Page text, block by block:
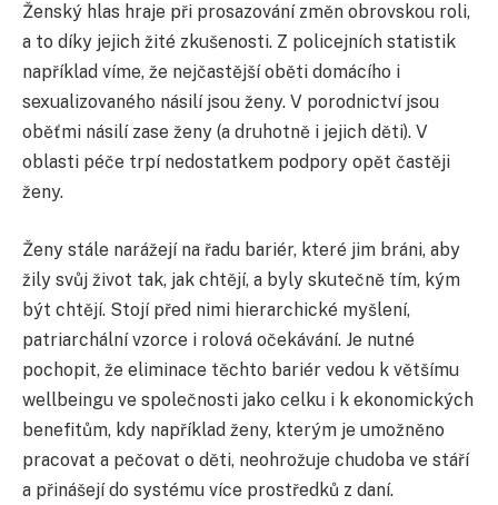
Ženský hlas hraje při prosazování změn obrovskou roli,
a to díky jejich žité zkušenosti. Z policejních statistik
například víme, že nejčastější oběti domácího i
sexualizovaného násilí jsou ženy. V porodnictví jsou
oběťmi násilí zase ženy (a druhotně i jejich děti). V
oblasti péče trpí nedostatkem podpory opět častěji
ženy.
Ženy stále narážejí na řadu bariér, které jim bráni, aby
žily svůj život tak, jak chtějí, a byly skutečně tím, kým
být chtějí. Stojí před nimi hierarchické myšlení,
patriarchální vzorce i rolová očekávání. Je nutné
pochopit, že eliminace těchto bariér vedou k většímu
wellbeingu ve společnosti jako celku i k ekonomických
benefitům, kdy například ženy, kterým je umožněno
pracovat a pečovat o děti, neohrožuje chudoba ve stáří
a přinášejí do systému více prostředků z daní.